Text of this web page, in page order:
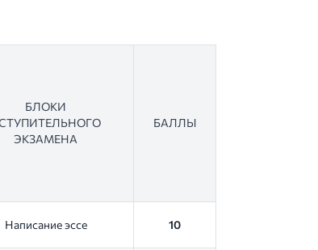
БЛОКИ
ЭКЗАМЕНА
БАЛЛЫ
Написание эссе 10